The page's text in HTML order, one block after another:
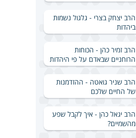
הרב יצחק בצרי - גלגול נשמות
ביהדות
הרב זמיר כהן - הכוחות
הרוחניים שבאדם על פי היהדות
הרב שניר גואטה - ההזדמנות
של החיים שלכם
הרב יגאל כהן - איך לקבל שפע
מהשמיים?